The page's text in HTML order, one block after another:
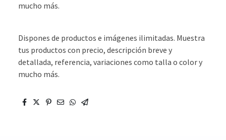
mucho más.
Dispones de productos e imágenes ilimitadas. Muestra
tus productos con precio, descripción breve y
detallada, referencia, variaciones como talla o color y
mucho más.